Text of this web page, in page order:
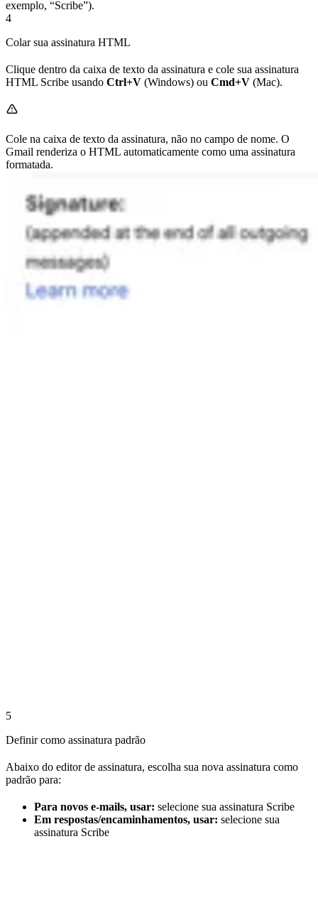
exemplo, “Scribe”).
4
Colar sua assinatura HTML
Clique dentro da caixa de texto da assinatura e cole sua assinatura
HTML Scribe usando Ctrl+V (Windows) ou Cmd+V (Mac).
Cole na caixa de texto da assinatura, não no campo de nome. O
Gmail renderiza o HTML automaticamente como uma assinatura
formatada.
5
Definir como assinatura padrão
Abaixo do editor de assinatura, escolha sua nova assinatura como
padrão para:
Para novos e-mails, usar: selecione sua assinatura Scribe
Em respostas/encaminhamentos, usar: selecione sua
assinatura Scribe